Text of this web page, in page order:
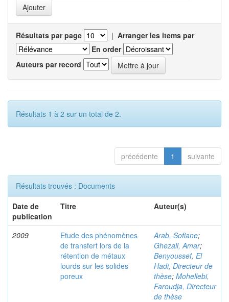
Résultats par page | Arranger les items par
En order
Auteurs par record
Résultats 1 à 2 sur un total de 2.
précédente 1 suivante
Résultats trouvés : Documents
Date de
publication
Titre Auteur(s)
2009
Etude des phénomènes
de transfert lors de la
rétention de métaux
lourds sur les solides
poreux
Arab, Sofiane;
Ghezali, Amar;
Benyoussef, El
Hadi, Directeur de
thèse; Mohellebi,
Faroudja, Directeur
de thèse